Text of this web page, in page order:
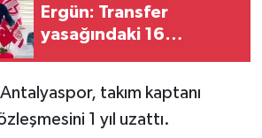
Ergün: Transfer
yasağındaki 16
takım kaptanı
1 yıl uzattı.